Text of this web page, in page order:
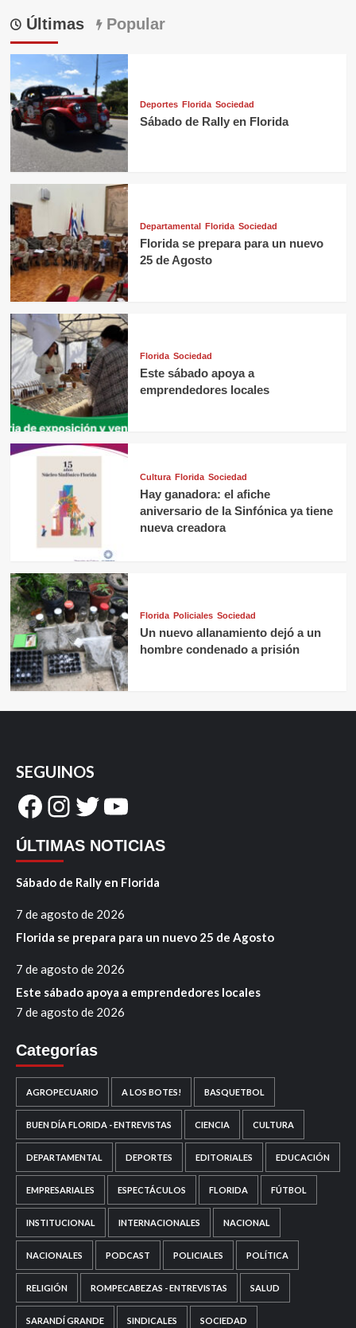
Últimas Popular
Deportes Florida Sociedad
Sábado de Rally en Florida
Departamental Florida Sociedad
Florida se prepara para un nuevo
25 de Agosto
Florida Sociedad
Este sábado apoya a
emprendedores locales
Cultura Florida Sociedad
Hay ganadora: el afiche
aniversario de la Sinfónica ya tiene
nueva creadora
Florida Policiales Sociedad
Un nuevo allanamiento dejó a un
hombre condenado a prisión
SEGUINOS
Facebook
Instagram
Twitter
YouTube
ÚLTIMAS NOTICIAS
Sábado de Rally en Florida
7 de agosto de 2026
Florida se prepara para un nuevo 25 de Agosto
7 de agosto de 2026
Este sábado apoya a emprendedores locales
7 de agosto de 2026
Categorías
AGROPECUARIO A LOS BOTES! BASQUETBOL
BUEN DÍA FLORIDA - ENTREVISTAS CIENCIA CULTURA
DEPARTAMENTAL DEPORTES EDITORIALES EDUCACIÓN
EMPRESARIALES ESPECTÁCULOS FLORIDA FÚTBOL
INSTITUCIONAL INTERNACIONALES NACIONAL
NACIONALES PODCAST POLICIALES POLÍTICA
RELIGIÓN ROMPECABEZAS - ENTREVISTAS SALUD
SARANDÍ GRANDE SINDICALES SOCIEDAD